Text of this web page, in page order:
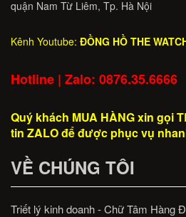
quận Nam Từ Liêm, Tp. Hà Nội
Kênh Youtube: ĐỒNG HỒ THE
Hotline | Zalo: 0876.35.6666
Quý khách MUA HÀNG xin gọi
tin ZALO để được phục vụ
VỀ CHÚNG TÔI
Triết lý kinh doanh - Chữ Tâm Hàng